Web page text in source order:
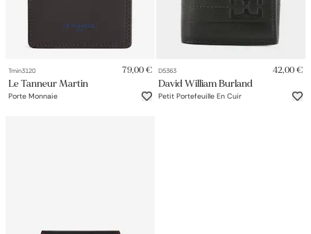
Tmin3120 79,00 €
Le Tanneur Martin
Porte Monnaie
D5363 42,00 €
David William Burland
Petit Portefeuille En Cuir